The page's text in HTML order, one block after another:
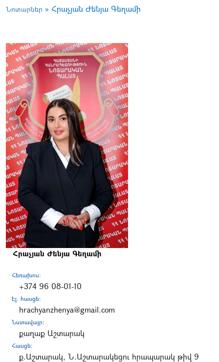
Նոտարներ » Հրաչյան Ժենյա Գեղամի
Հրաչյան Ժենյա Գեղամի
Հեռախոս:
+374 96 08-01-10
Էլ. հասցե:
hrachyanzhenya@gmail.com
Նստավայր:
քաղաք Աշտարակ
Հասցե:
ք.Աշտարակ, Ն.Աշտարակեցու հրապարակ թիվ 9